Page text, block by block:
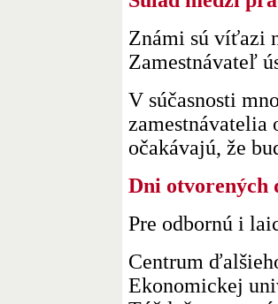
Známi sú víťazi
Zamestnávateľ
V súčasnosti
zamestnávatelia
očakávajú, že
Dni otvorených
Pre odbornú i
Centrum
Ekonomickej